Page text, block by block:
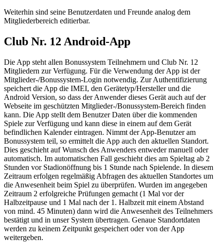
Weiterhin sind seine Benutzerdaten und Freunde analog dem
Mitgliederbereich editierbar.
Club Nr. 12 Android-App
Die App steht allen Bonussystem Teilnehmern und Club Nr. 12
Mitgliedern zur Verfügung. Für die Verwendung der App ist der
Mitglieder-/Bonussystem-Login notwendig. Zur Authentifizierung
speichert die App die IMEI, den Gerätetyp/Hersteller und die
Android Version, so dass der Anwender dieses Gerät auch auf der
Webseite im geschützten Mitglieder-/Bonussystem-Bereich finden
kann. Die App stellt dem Benutzer Daten über die kommenden
Spiele zur Verfügung und kann diese in einem auf dem Gerät
befindlichen Kalender eintragen. Nimmt der App-Benutzer am
Bonussystem teil, so ermittelt die App auch den aktuellen Standort.
Dies geschieht auf Wunsch des Anwenders entweder manuell oder
automatisch. Im automatischen Fall geschieht dies am Spieltag ab 2
Stunden vor Stadionöffnung bis 1 Stunde nach Spielende. In diesem
Zeitraum erfolgen regelmäßig Abfragen des aktuellen Standortes um
die Anwesenheit beim Spiel zu überprüfen. Wurden im angegeben
Zeitraum 2 erfolgreiche Prüfungen gemacht (1 Mal vor der
Halbzeitpause und 1 Mal nach der 1. Halbzeit mit einem Abstand
von mind. 45 Minuten) dann wird die Anwesenheit des Teilnehmers
bestätigt und in unser System übertragen. Genaue Standortdaten
werden zu keinem Zeitpunkt gespeichert oder von der App
weitergeben.